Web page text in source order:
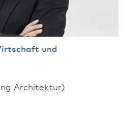
und
Archi­tektur)